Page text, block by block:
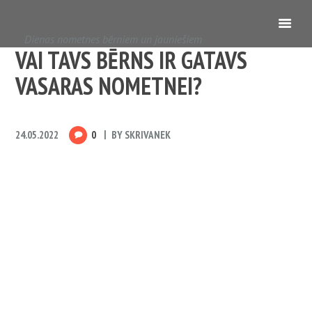
VAI TAVS BĒRNS IR GATAVS
VASARAS NOMETNEI?
24.05.2022 0 BY SKRIVANEK